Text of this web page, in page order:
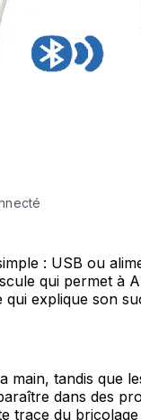
: USB ou
qui permet à
qui explique son
main, tandis que
dans des
trace du